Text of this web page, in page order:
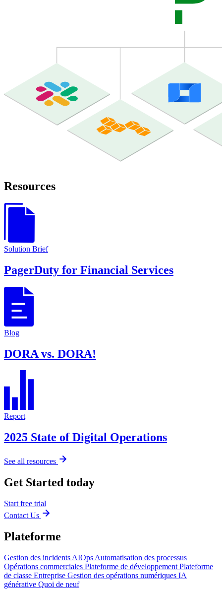
Resources
Solution Brief
PagerDuty for Financial Services
Blog
DORA vs. DORA!
Report
2025 State of Digital Operations
See all resources
Get Started today
Start free trial
Contact Us
Plateforme
Gestion des incidents AIOps Automatisation des processus
Opérations commerciales Plateforme de développement Plateforme
de classe Entreprise Gestion des opérations numériques IA
générative Quoi de neuf